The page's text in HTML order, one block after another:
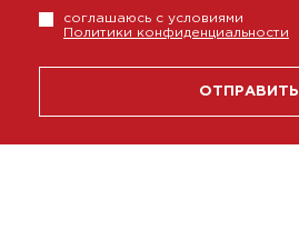
соглашаюсь с условиями
Политики конфиденциальности
ОТПРАВИТЬ